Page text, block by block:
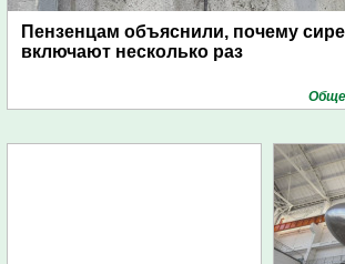
Пензенцам объяснили, почему
включают несколько раз